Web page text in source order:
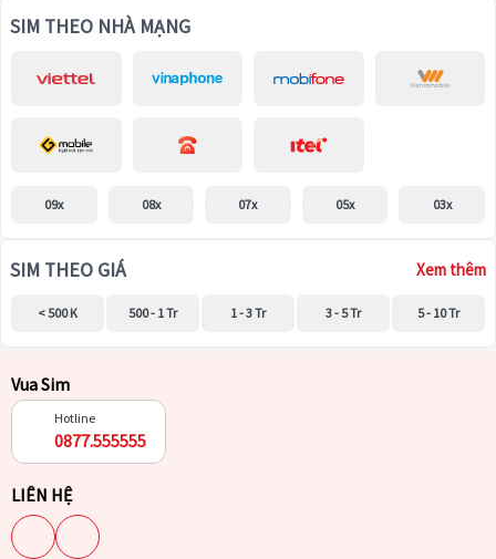
SIM THEO NHÀ MẠNG
09x 08x 07x 05x 03x
SIM THEO GIÁ Xem thêm
< 500 K 500 - 1 Tr 1 - 3 Tr 3 - 5 Tr 5 - 10 Tr
Vua Sim
Hotline
0877.555555
LIÊN HỆ